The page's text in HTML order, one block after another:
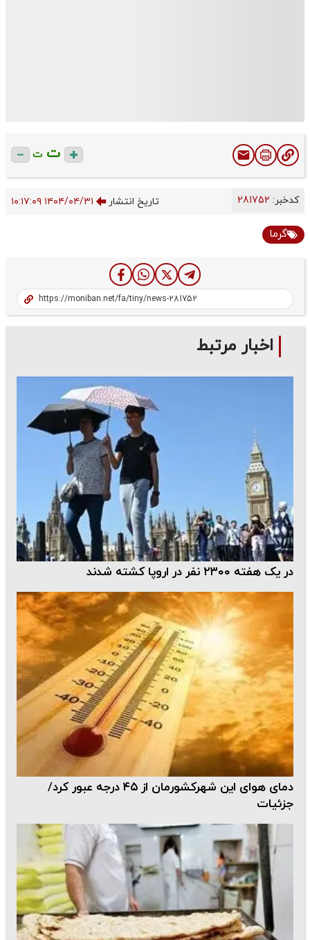
ت ت
کدخبر: تاریخ انتشار ۱۴۰۴/۰۴/۳۱ ۱۰:۱۷:۰۹
گرما
اخبار مرتبط
در یک هفته ۲۳۰۰ نفر در اروپا کشته شدند
دمای هوای این شهرکشورمان از ۴۵ درجه عبور کرد/
جزئیات